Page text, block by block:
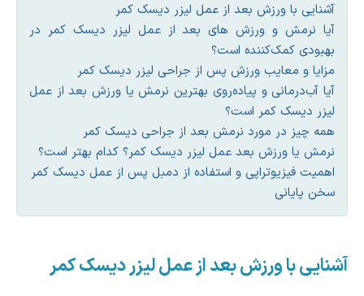
آشنایی با ورزش بعد از عمل لیزر دیسک کمر
آیا نرمش و ورزش های بعد از عمل لیزر دیسک کمر در
بهبودی کمک‌کننده است؟
مزایا و معایب ورزش پس از جراحی لیزر دیسک کمر
آیا آب‌درمانی و پیاده‌روی بهترین نرمش یا ورزش بعد از عمل
لیزر دیسک کمر است؟
همه چیز در مورد نرمش بعد از جراحی دیسک کمر
نرمش یا ورزش بعد عمل لیزر دیسک کمر؟ کدام بهتر است؟
اهمیت فیزیوتراپی و استفاده از دمبل پس از عمل دیسک کمر
سخن پایانی
آشنایی با ورزش بعد از عمل لیزر دیسک کمر